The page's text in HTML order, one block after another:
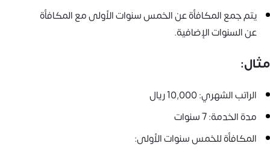
يتم جمع المكافأة عن الخمس سنوات الأولى مع المكافأة
عن السنوات الإضافية.
مثال:
الراتب الشهري: 10,000 ريال
مدة الخدمة: 7 سنوات
المكافأة للخمس سنوات الأولى: